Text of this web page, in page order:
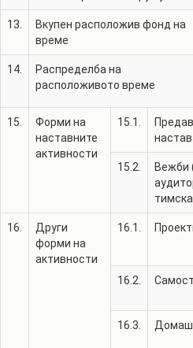
13.
Вкупен расположив фонд на
време
14.
Распределба на
расположивото време
15.
Форми на
наставните
активности
15.1.
15.2.
Вежби
16.
Други
форми на
активности
16.1.
16.2.
16.3.